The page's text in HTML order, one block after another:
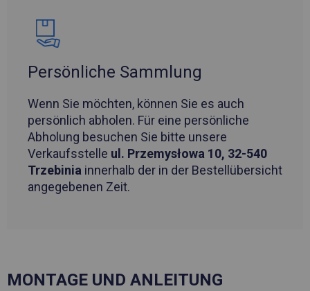
Persönliche Sammlung
Wenn Sie möchten, können Sie es auch
persönlich abholen. Für eine persönliche
Abholung besuchen Sie bitte unsere
Verkaufsstelle ul. Przemysłowa 10, 32-540
Trzebinia innerhalb der in der Bestellübersicht
angegebenen Zeit.
MONTAGE UND ANLEITUNG